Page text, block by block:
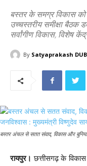
बस्तर के समग्र विकास को
उच्चस्तरीय समीक्षा बैठक
सर्वांगीण विकास, विशेष
By Satyaprakash
बस्तर अंचल से सतत संवाद, विकास और
रायपुर। छत्तीसगढ़ के